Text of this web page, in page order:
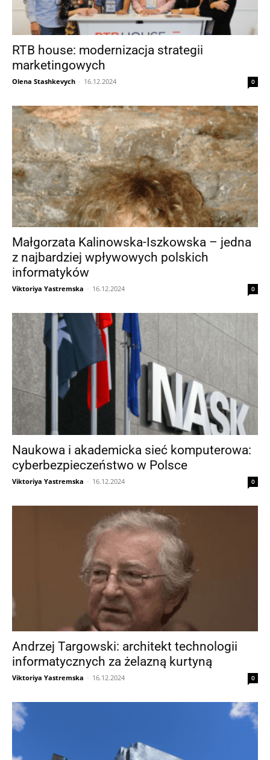
RTB house: modernizacja strategii
marketingowych
Olena Stashkevych - 16.12.2024 0
Małgorzata Kalinowska-Iszkowska – jedna
z najbardziej wpływowych polskich
informatyków
Viktoriya Yastremska - 16.12.2024 0
Naukowa i akademicka sieć komputerowa:
cyberbezpieczeństwo w Polsce
Viktoriya Yastremska - 16.12.2024 0
Andrzej Targowski: architekt technologii
informatycznych za żelazną kurtyną
Viktoriya Yastremska - 16.12.2024 0